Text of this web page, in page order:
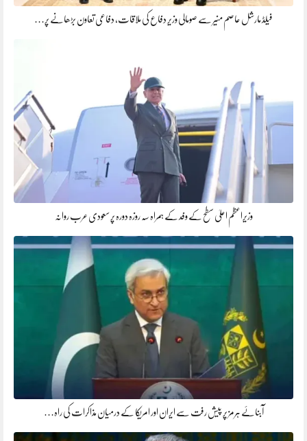
فیلڈ مارشل عاصم منیر سے صومالی وزیر دفاع کی ملاقات، دفاعی تعاون بڑھانے پر…
وزیراعظم اعلیٰ سطح کے وفد کے ہمراہ سہ روزہ دورہ پر سعودی عرب روانہ
آبنائے ہرمز پر پیش رفت سے ایران اور امریکا کے درمیان مذاکرات کی راہ…